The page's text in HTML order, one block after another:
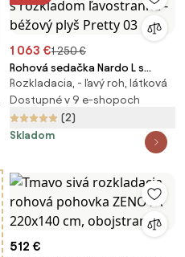
1 063 €1 250 €
Rohová sedačka Nardo L s
rozkladom ľavostranná -
béžový plyš Pretty 03
Rozkladacia, - ľavý roh, látková
Dostupné v 9 e-shopoch
(2)
Skladom
512 €